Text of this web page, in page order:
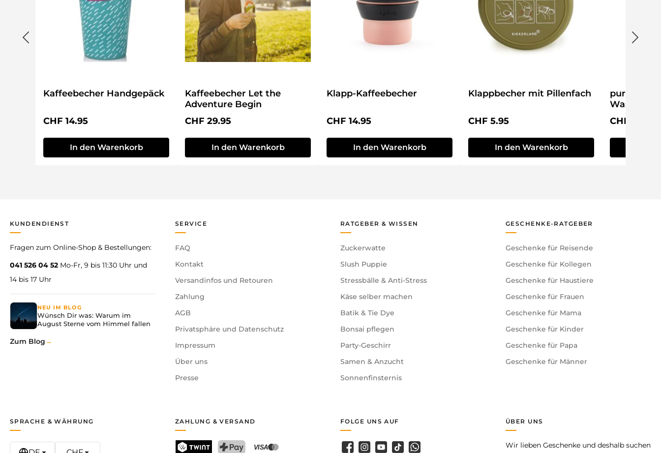
Kaffeebecher Handgepäck
Regulärer Preis:
CHF 14.95
In den Warenkorb
Kaffeebecher Let the
Adventure Begin
Regulärer Preis:
CHF 29.95
In den Warenkorb
Klapp-Kaffeebecher
Regulärer Preis:
CHF 14.95
In den Warenkorb
Klappbecher mit Pillenfach
Regulärer Preis:
CHF 5.95
In den Warenkorb
puregreen
Regulärer
CHF 9.95
KUNDENDIENST
Fragen zum Online-Shop & Bestellungen:
041 526 04 52 Mo-Fr, 9 bis 11:30 Uhr und
14 bis 17 Uhr
NEU IM BLOG
Wünsch Dir was: Warum im
August Sterne vom Himmel fallen
Zum Blog
SERVICE
FAQ
Kontakt
Versandinfos und Retouren
Zahlung
AGB
Privatsphäre und Datenschutz
Impressum
Über uns
Presse
RATGEBER & WISSEN
Zuckerwatte
Slush Puppie
Stressbälle & Anti-Stress
Käse selber machen
Batik & Tie Dye
Bonsai pflegen
Party-Geschirr
Samen & Anzucht
Sonnenfinsternis
GESCHENKE-RATGEBER
Geschenke für Reisende
Geschenke für Kollegen
Geschenke für Haustiere
Geschenke für Frauen
Geschenke für Mama
Geschenke für Kinder
Geschenke für Papa
Geschenke für Männer
ÜBER UNS
Wir lieben Geschenke und deshalb suchen
ZAHLUNG & VERSAND
SPRACHE & WÄHRUNG FOLGE UNS AUF